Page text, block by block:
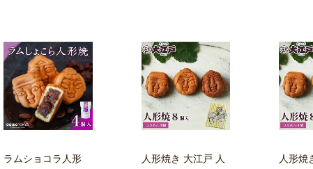
ラムショコラ人形
人形焼き 大江戸 人
人形焼